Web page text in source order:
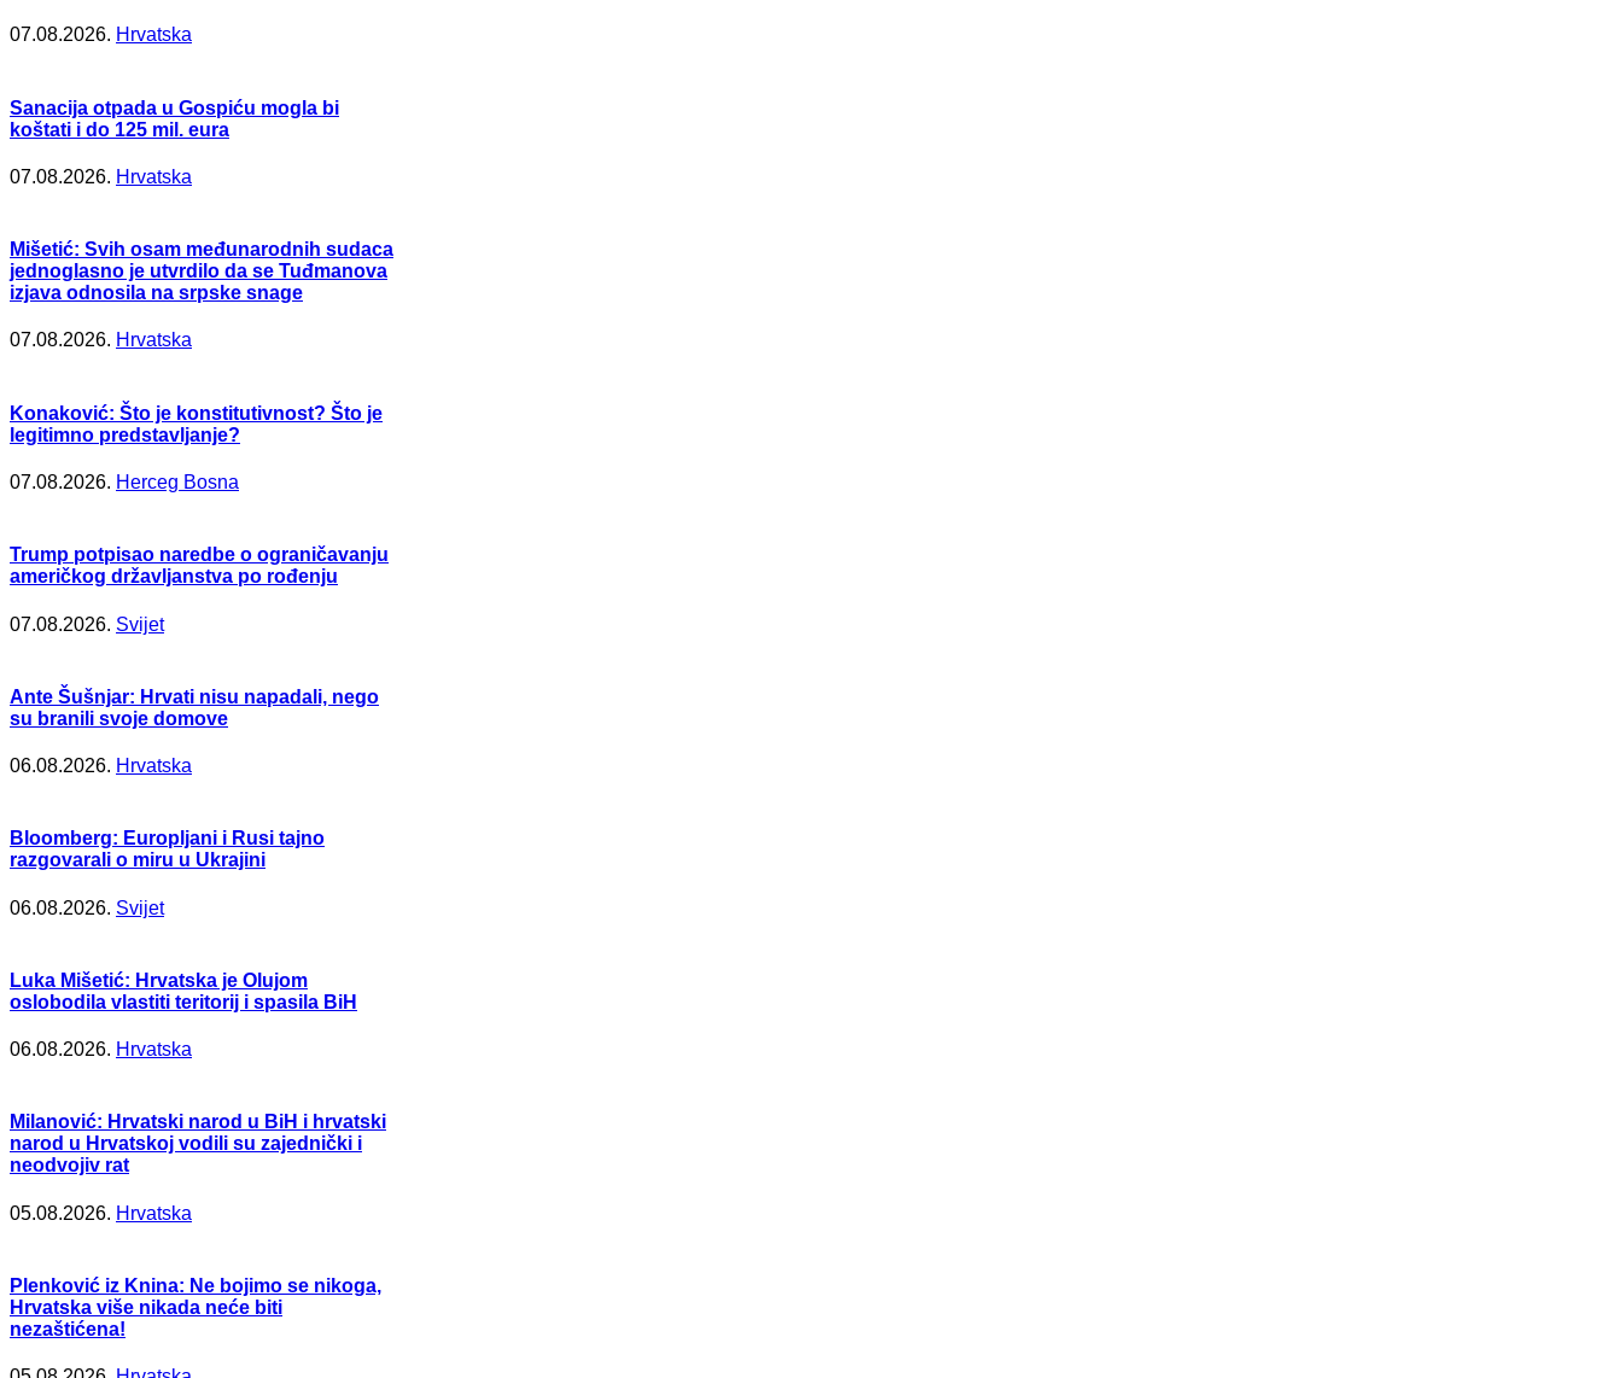
07.08.2026. Hrvatska
Sanacija otpada u Gospiću mogla bi
koštati i do 125 mil. eura
07.08.2026. Hrvatska
Mišetić: Svih osam međunarodnih sudaca
jednoglasno je utvrdilo da se Tuđmanova
izjava odnosila na srpske snage
07.08.2026. Hrvatska
Konaković: Što je konstitutivnost? Što je
legitimno predstavljanje?
07.08.2026. Herceg Bosna
Trump potpisao naredbe o ograničavanju
američkog državljanstva po rođenju
07.08.2026. Svijet
Ante Šušnjar: Hrvati nisu napadali, nego
su branili svoje domove
06.08.2026. Hrvatska
Bloomberg: Europljani i Rusi tajno
razgovarali o miru u Ukrajini
06.08.2026. Svijet
Luka Mišetić: Hrvatska je Olujom
oslobodila vlastiti teritorij i spasila BiH
06.08.2026. Hrvatska
Milanović: Hrvatski narod u BiH i hrvatski
narod u Hrvatskoj vodili su zajednički i
neodvojiv rat
05.08.2026. Hrvatska
Plenković iz Knina: Ne bojimo se nikoga,
Hrvatska više nikada neće biti
nezaštićena!